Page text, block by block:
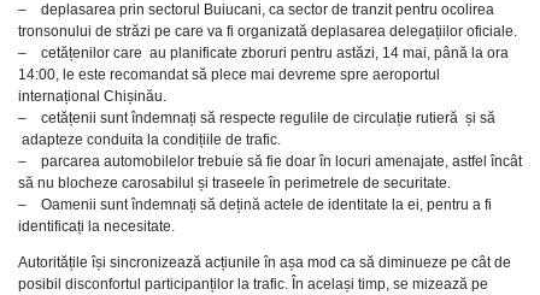
– deplasarea prin sectorul Buiucani, ca sector de tranzit pentru ocolirea
tronsonului de străzi pe care va fi organizată deplasarea delegațiilor oficiale.
– cetățenilor care au planificate zboruri pentru astăzi, 14 mai, până la ora
14:00, le este recomandat să plece mai devreme spre aeroportul
internațional Chișinău.
– cetățenii sunt îndemnați să respecte regulile de circulație rutieră și să
adapteze conduita la condițiile de trafic.
– parcarea automobilelor trebuie să fie doar în locuri amenajate, astfel încât
să nu blocheze carosabilul și traseele în perimetrele de securitate.
– Oamenii sunt îndemnați să dețină actele de identitate la ei, pentru a fi
identificați la necesitate.
Autoritățile își sincronizează acțiunile în așa mod ca să diminueze pe cât de
posibil disconfortul participanților la trafic. În același timp, se mizează pe